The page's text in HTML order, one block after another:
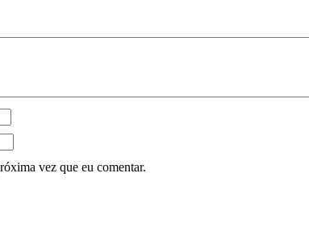
vez que eu comentar.